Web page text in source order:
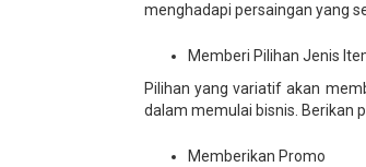
menghadapi persaingan yang
Memberi Pilihan Jenis
Pilihan yang variatif akan
dalam memulai bisnis. Berikan
Memberikan Promo